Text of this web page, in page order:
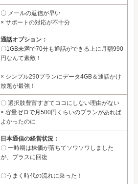
〇 メールの返信が早い
× サポートの対応が不十分
通話オプション：
〇1GB未満で70分も通話ができる上に月額990
円なんて素敵！
× シンプル290プランにデータ4GB＆通話かけ
放題が最強！
〇 選択肢豊富すぎてココにしない理由がない
× 容量ゼロで月500円くらいのプランがあれば
よかったのに
日本通信の経営状況：
〇 一時期は株価が落ちてソワソワしました
が、プラスに回復
〇うまく時代の流れに乗った！